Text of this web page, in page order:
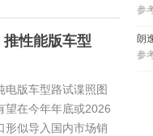
性能版车型
版车型路试谍照图
望在今年年底或2026
形似导入国内市场销
参
朗
参